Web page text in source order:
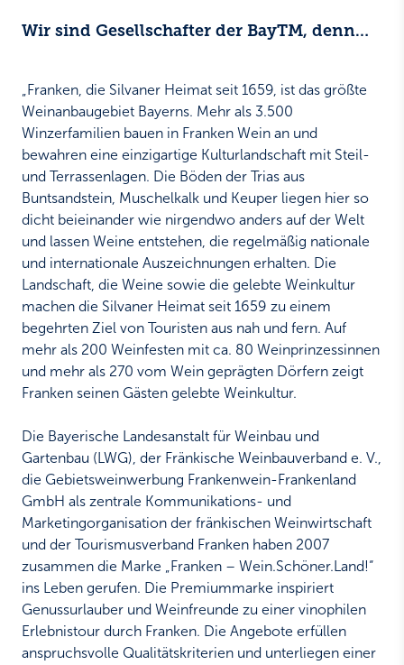
Wir sind Gesellschafter der BayTM, denn…
„Franken, die Silvaner Heimat seit 1659, ist das größte
Weinanbaugebiet Bayerns. Mehr als 3.500
Winzerfamilien bauen in Franken Wein an und
bewahren eine einzigartige Kulturlandschaft mit Steil-
und Terrassenlagen. Die Böden der Trias aus
Buntsandstein, Muschelkalk und Keuper liegen hier so
dicht beieinander wie nirgendwo anders auf der Welt
und lassen Weine entstehen, die regelmäßig nationale
und internationale Auszeichnungen erhalten. Die
Landschaft, die Weine sowie die gelebte Weinkultur
machen die Silvaner Heimat seit 1659 zu einem
begehrten Ziel von Touristen aus nah und fern. Auf
mehr als 200 Weinfesten mit ca. 80 Weinprinzessinnen
und mehr als 270 vom Wein geprägten Dörfern zeigt
Franken seinen Gästen gelebte Weinkultur.
Die Bayerische Landesanstalt für Weinbau und
Gartenbau (LWG), der Fränkische Weinbauverband e. V.,
die Gebietsweinwerbung Frankenwein-Frankenland
GmbH als zentrale Kommunikations- und
Marketingorganisation der fränkischen Weinwirtschaft
und der Tourismusverband Franken haben 2007
zusammen die Marke „Franken – Wein.Schöner.Land!“
ins Leben gerufen. Die Premiummarke inspiriert
Genussurlauber und Weinfreunde zu einer vinophilen
Erlebnistour durch Franken. Die Angebote erfüllen
anspruchsvolle Qualitätskriterien und unterliegen einer